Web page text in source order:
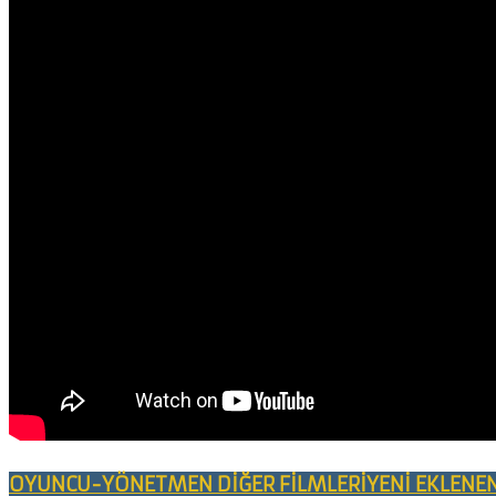
OYUNCU-YÖNETMEN DİĞER FİLMLERİYENİ